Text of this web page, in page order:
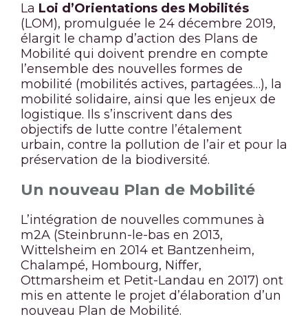
La Loi d’Orientations des Mobilités
(LOM), promulguée le 24 décembre 2019,
élargit le champ d’action des Plans de
Mobilité qui doivent prendre en compte
l’ensemble des nouvelles formes de
mobilité (mobilités actives, partagées…), la
mobilité solidaire, ainsi que les enjeux de
logistique. Ils s’inscrivent dans des
objectifs de lutte contre l’étalement
urbain, contre la pollution de l’air et pour la
préservation de la biodiversité.
Un nouveau Plan de Mobilité
L’intégration de nouvelles communes à
m2A (Steinbrunn-le-bas en 2013,
Wittelsheim en 2014 et Bantzenheim,
Chalampé, Hombourg, Niffer,
Ottmarsheim et Petit-Landau en 2017) ont
mis en attente le projet d’élaboration d’un
nouveau Plan de Mobilité.